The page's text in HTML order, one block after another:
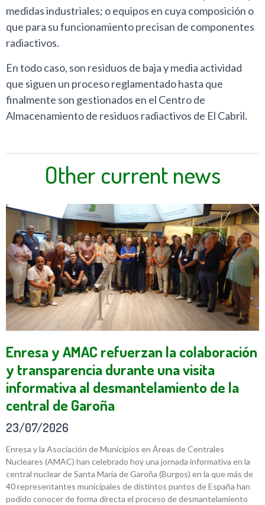
medidas industriales; o equipos en cuya composición o
que para su funcionamiento precisan de componentes
radiactivos.
En todo caso, son residuos de baja y media actividad
que siguen un proceso reglamentado hasta que
finalmente son gestionados en el Centro de
Almacenamiento de residuos radiactivos de El Cabril.
Other current news
Enresa y AMAC refuerzan la colaboración
y transparencia durante una visita
informativa al desmantelamiento de la
central de Garoña
23/07/2026
Enresa y la Asociación de Municipios en Áreas de Centrales
Nucleares (AMAC) han celebrado hoy una jornada informativa en la
central nuclear de Santa María de Garoña (Burgos) en la que más de
40 representantes municipales de distintos puntos de España han
podido conocer de forma directa el proceso de desmantelamiento